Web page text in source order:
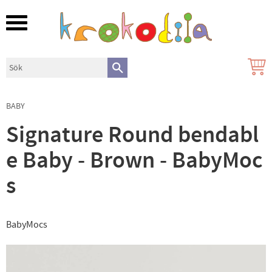
Meny
BABY
Signature Round bendabl
e Baby - Brown - BabyMoc
s
BabyMocs